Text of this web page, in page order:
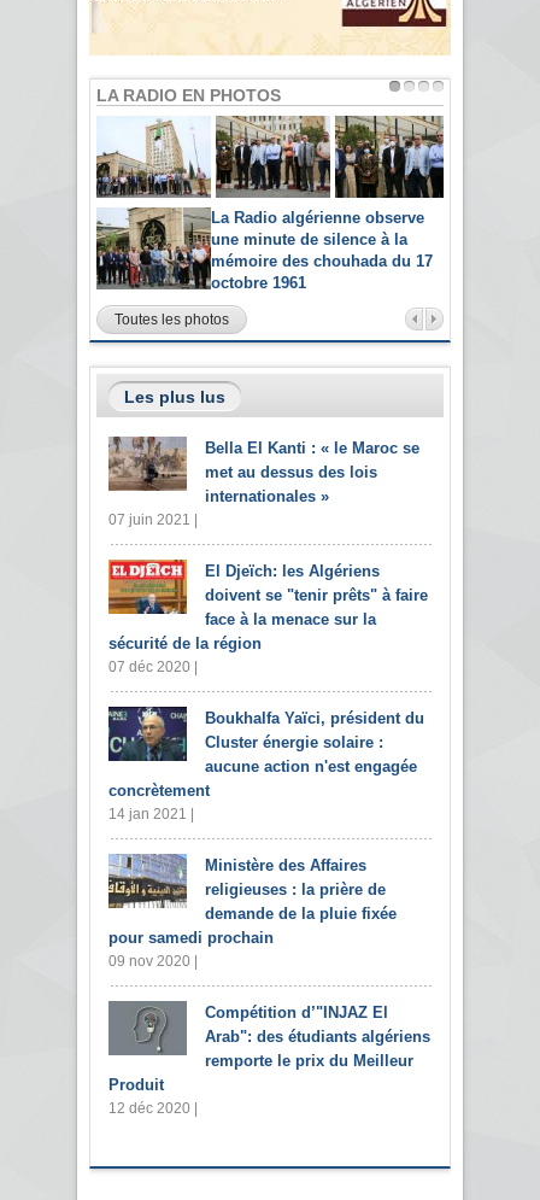
LA RADIO EN PHOTOS
La Radio algérienne observe
une minute de silence à la
mémoire des chouhada du 17
octobre 1961
Toutes les photos
Les plus lus
Bella El Kanti : « le Maroc se
met au dessus des lois
internationales »
07 juin 2021 |
El Djeïch: les Algériens
doivent se "tenir prêts" à faire
face à la menace sur la
sécurité de la région
07 déc 2020 |
Boukhalfa Yaïci, président du
Cluster énergie solaire :
aucune action n'est engagée
concrètement
14 jan 2021 |
Ministère des Affaires
religieuses : la prière de
demande de la pluie fixée
pour samedi prochain
09 nov 2020 |
Compétition d’"INJAZ El
Arab": des étudiants algériens
remporte le prix du Meilleur
Produit
12 déc 2020 |